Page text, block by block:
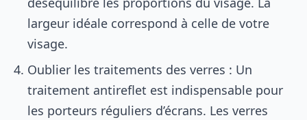
largeur idéale correspond à celle de votre
visage.
Oublier les traitements des verres : Un
traitement antireflet est indispensable pour
les porteurs réguliers d’écrans. Les verres